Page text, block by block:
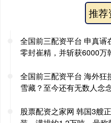
推荐
全国前三配资平台 申真谞
零封崔精，并斩获6000万
全国前三配资平台 海外狂
雪藏？至今还有无数人念
股票配资之家网 韩国3艘